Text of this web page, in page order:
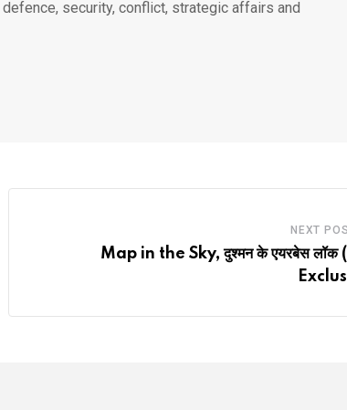
security, conflict, strategic affairs and
NEXT
Map in the Sky, दुश्मन के एयरबेस लॉक